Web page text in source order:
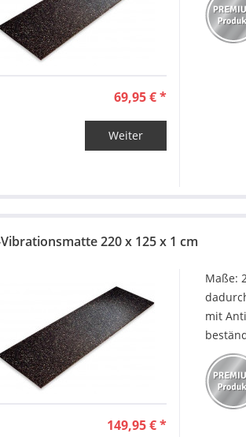
69,95 € *
Weiter
220 x 125 x 1 cm
149,95 € *
Maße:
mit